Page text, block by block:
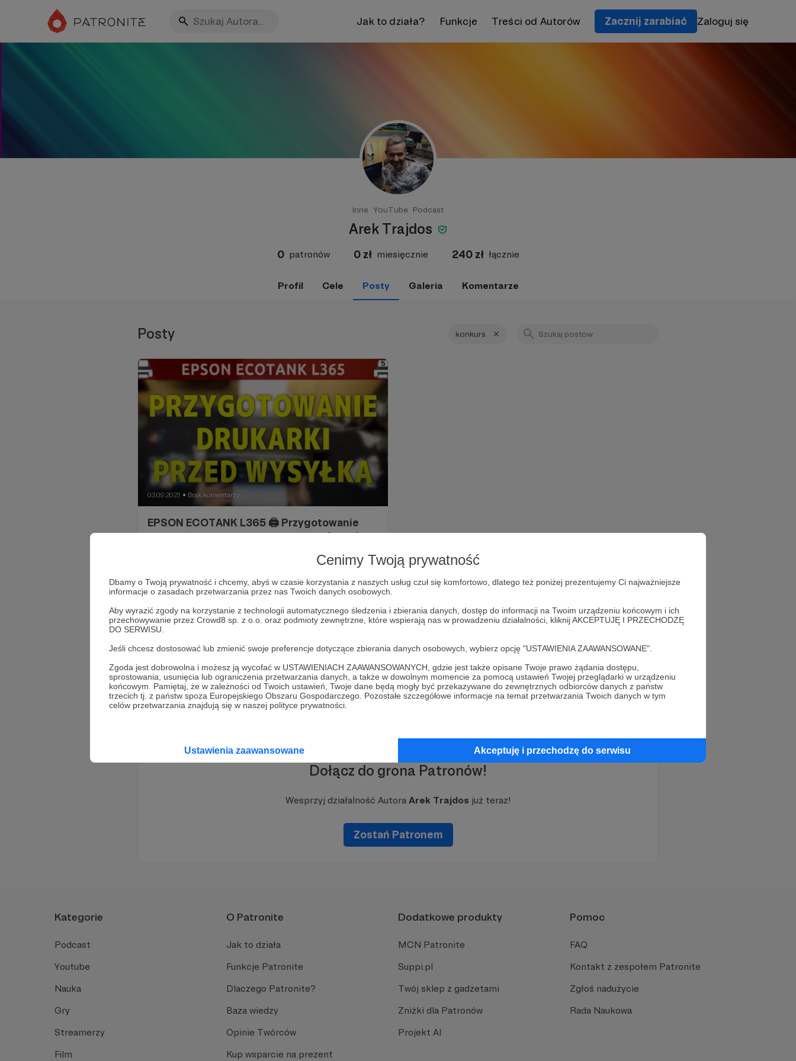
Cenimy Twoją prywatność
Dbamy o Twoją prywatność i chcemy, abyś w czasie korzystania z naszych usług czuł się komfortowo, dlatego też poniżej prezentujemy Ci najważniejsze
informacje o zasadach przetwarzania przez nas Twoich danych osobowych.
Aby wyrazić zgody na korzystanie z technologii automatycznego śledzenia i zbierania danych, dostęp do informacji na Twoim urządzeniu końcowym i ich
przechowywanie przez Crowd8 sp. z o.o. oraz podmioty zewnętrzne, które wspierają nas w prowadzeniu działalności, kliknij AKCEPTUJĘ I PRZECHODZĘ
DO SERWISU.
Jeśli chcesz dostosować lub zmienić swoje preferencje dotyczące zbierania danych osobowych, wybierz opcję "USTAWIENIA ZAAWANSOWANE".
Zgoda jest dobrowolna i możesz ją wycofać w USTAWIENIACH ZAAWANSOWANYCH, gdzie jest także opisane Twoje prawo żądania dostępu,
sprostowania, usunięcia lub ograniczenia przetwarzania danych, a także w dowolnym momencie za pomocą ustawień Twojej przeglądarki w urządzeniu
końcowym. Pamiętaj, że w zależności od Twoich ustawień, Twoje dane będą mogły być przekazywane do zewnętrznych odbiorców danych z państw
trzecich tj. z państw spoza Europejskiego Obszaru Gospodarczego. Pozostałe szczegółowe informacje na temat przetwarzania Twoich danych w tym
celów przetwarzania znajdują się w naszej polityce prywatności.
Ustawienia zaawansowane Akceptuję i przechodzę do serwisu
Jak to działa? Funkcje Treści od Autorów Zacznij zarabiać Zaloguj się
Inne YouTube Podcast
Arek Trajdos
0 patronów 0 zł miesięcznie 240 zł łącznie
Profil Cele Posty Galeria Komentarze
Posty konkurs
03.09.2021 ● Brak komentarzy
EPSON ECOTANK L365 🖨️ Przygotowanie
drukarki przed wysyłką do Łukasza (luk w) -
Przygotowanie drukarki Epson EcoTank L365 przed wysyłką
fix serwis naprawa +7
Dołącz do grona Patronów!
Wesprzyj działalność Autora Arek Trajdos już teraz!
Zostań Patronem
Kategorie
Podcast
Youtube
Nauka
Gry
Streamerzy
Film
O Patronite
Jak to działa
Funkcje Patronite
Dlaczego Patronite?
Baza wiedzy
Opinie Twórców
Kup wsparcie na prezent
Dodatkowe produkty
MCN Patronite
Suppi.pl
Twój sklep z gadżetami
Zniżki dla Patronów
Projekt AI
Pomoc
FAQ
Kontakt z zespołem Patronite
Zgłoś nadużycie
Rada Naukowa